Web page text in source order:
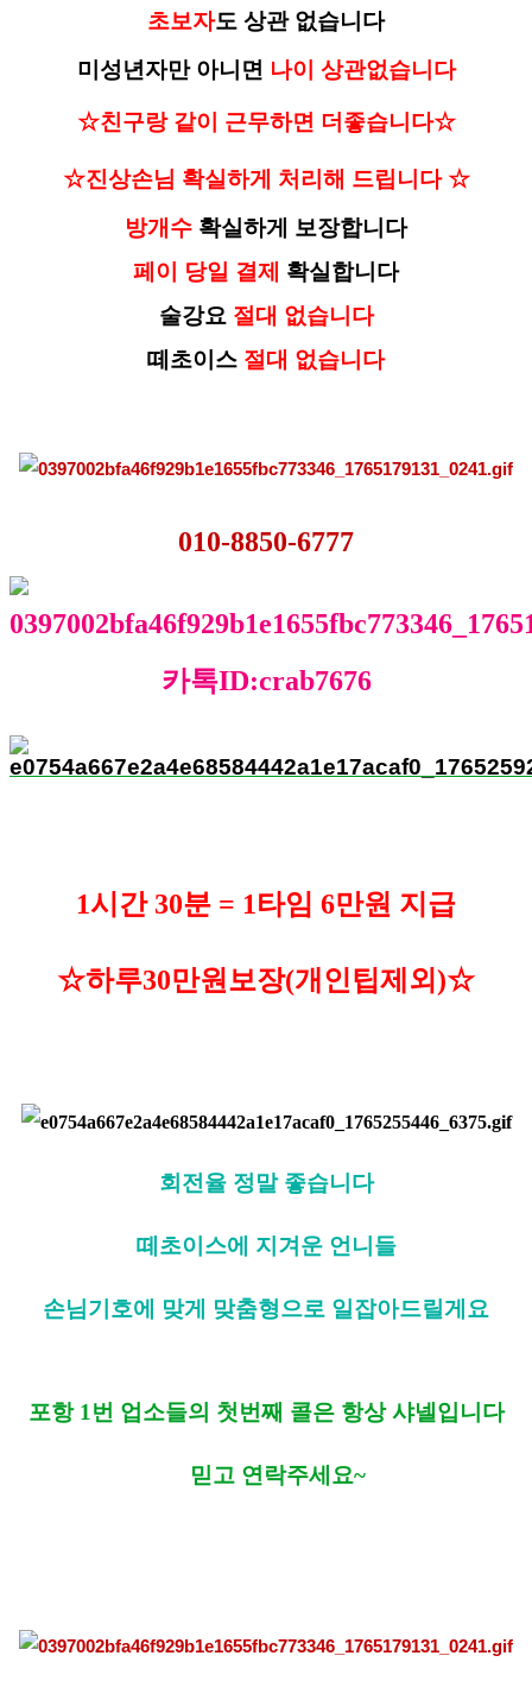
초보자도 상관 없습니다
미성년자만 아니면 나이 상관없습니다
☆친구랑 같이 근무하면 더좋습니다☆
☆진상손님 확실하게 처리해 드립니다 ☆
방개수 확실하게 보장합니다
페이 당일 결제
확실합니다
술강요 절대 없습니다
떼초이스 절대 없습니다
010-8850-6777
카톡ID:crab7676
1시간 30분 = 1타임 6만원 지급
☆하루30만원보장(개인팁제외)☆
회전율 정말 좋습니다
떼초이스에 지겨운 언니들
손님기호에 맞게 맞춤형으로 일잡아드릴게요
포항 1번 업소들의 첫번째 콜은 항상샤넬입니다
믿고 연락주세요~